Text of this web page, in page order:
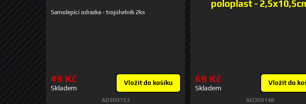
Samolepící odrazka - trojúhelník 2ks
49 Kč
Skladem
Vložit do košíku
AD309153
poloplast -
69 Kč
Skladem
Vložit do
AD309148